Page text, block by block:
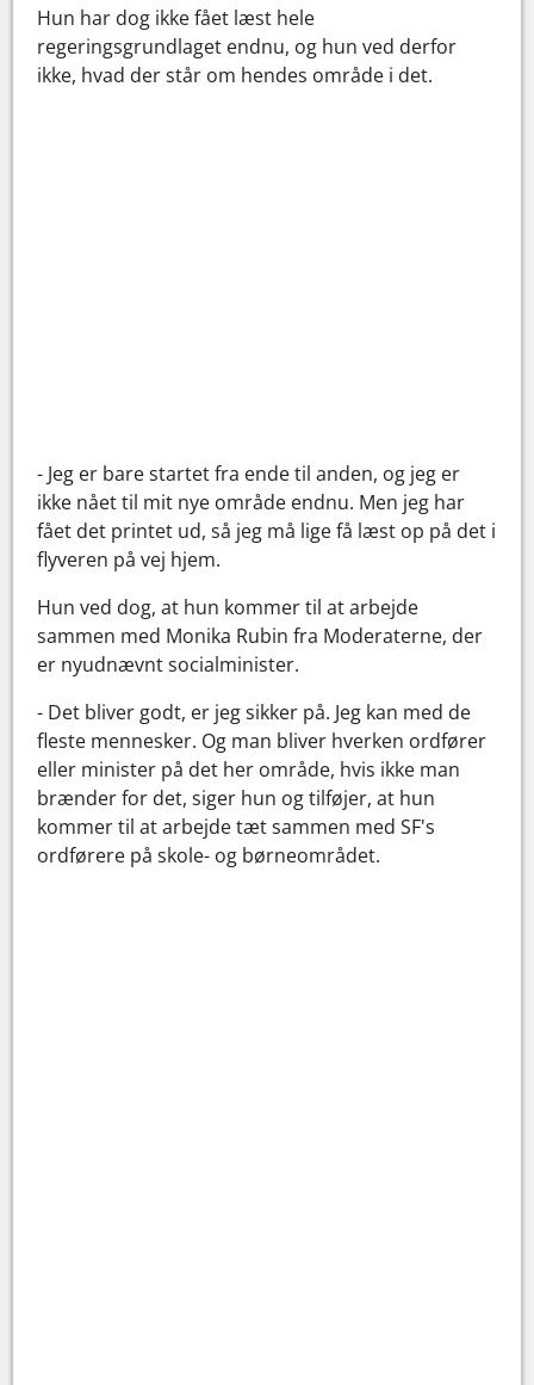
Hun har dog ikke fået læst hele
regeringsgrundlaget endnu, og hun ved derfor
ikke, hvad der står om hendes område i det.
- Jeg er bare startet fra ende til anden, og jeg er
ikke nået til mit nye område endnu. Men jeg har
fået det printet ud, så jeg må lige få læst op på det i
flyveren på vej hjem.
Hun ved dog, at hun kommer til at arbejde
sammen med Monika Rubin fra Moderaterne, der
er nyudnævnt socialminister.
- Det bliver godt, er jeg sikker på. Jeg kan med de
fleste mennesker. Og man bliver hverken ordfører
eller minister på det her område, hvis ikke man
brænder for det, siger hun og tilføjer, at hun
kommer til at arbejde tæt sammen med SF's
ordførere på skole- og børneområdet.